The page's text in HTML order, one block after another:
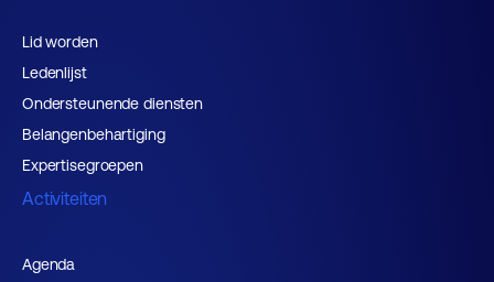
Lid worden
Ledenlijst
Ondersteunende diensten
Belangenbehartiging
Expertisegroepen
Activiteiten
Agenda